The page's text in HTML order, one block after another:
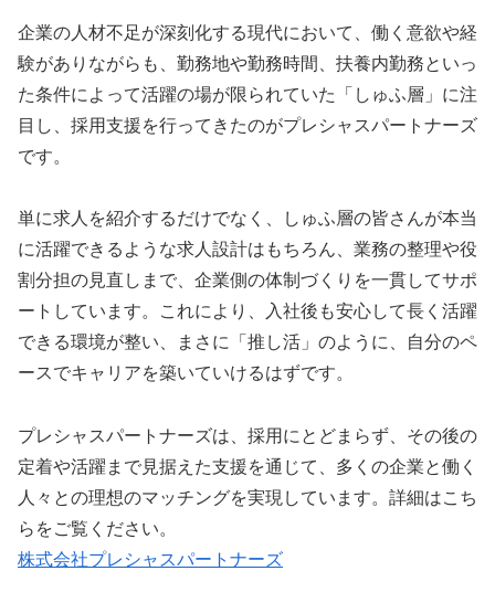
企業の人材不足が深刻化する現代において、働く意欲や経
験がありながらも、勤務地や勤務時間、扶養内勤務といっ
た条件によって活躍の場が限られていた「しゅふ層」に注
目し、採用支援を行ってきたのがプレシャスパートナーズ
です。
単に求人を紹介するだけでなく、しゅふ層の皆さんが本当
に活躍できるような求人設計はもちろん、業務の整理や役
割分担の見直しまで、企業側の体制づくりを一貫してサポ
ートしています。これにより、入社後も安心して長く活躍
できる環境が整い、まさに「推し活」のように、自分のペ
ースでキャリアを築いていけるはずです。
プレシャスパートナーズは、採用にとどまらず、その後の
定着や活躍まで見据えた支援を通じて、多くの企業と働く
人々との理想のマッチングを実現しています。詳細はこち
らをご覧ください。
株式会社プレシャスパートナーズ